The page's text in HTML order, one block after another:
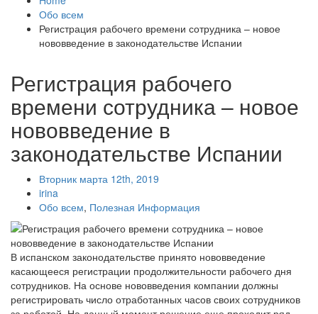
Обо всем
Регистрация рабочего времени сотрудника – новое
нововведение в законодательстве Испании
Регистрация рабочего
времени сотрудника – новое
нововведение в
законодательстве Испании
Вторник марта 12th, 2019
irina
Обо всем, Полезная Информация
В испанском законодательстве принято нововведение
касающееся регистрации продолжительности рабочего дня
сотрудников. На основе нововведения компании должны
регистрировать число отработанных часов своих сотрудников